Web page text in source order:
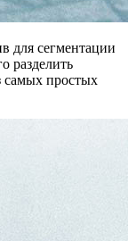
для сегментации
разделить
самых простых